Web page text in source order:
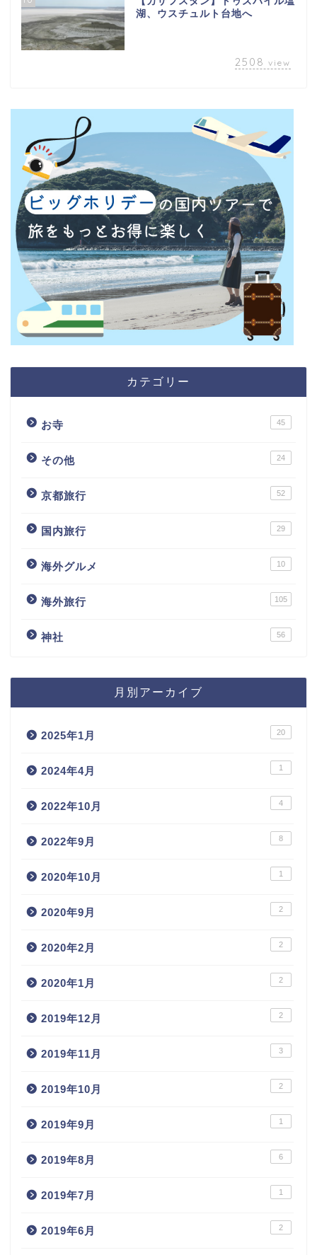
湖、ウスチュルト台地へ
2508 view
カテゴリー
お寺 45
その他 24
京都旅行 52
国内旅行 29
海外グルメ 10
海外旅行 105
神社 56
月別アーカイブ
2025年1月 20
2024年4月 1
2022年10月 4
2022年9月 8
2020年10月 1
2020年9月 2
2020年2月 2
2020年1月 2
2019年12月 2
2019年11月 3
2019年10月 2
2019年9月 1
2019年8月 6
2019年7月 1
2019年6月 2